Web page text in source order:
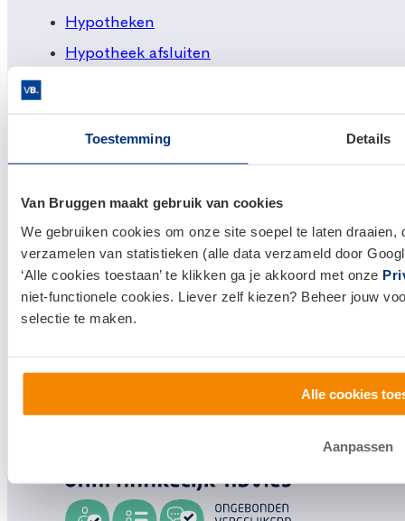
Toestemming Details
Van Bruggen maakt gebruik van cookies
We gebruiken cookies om onze site soepel te laten
verzamelen van statistieken (alle data verzameld door
‘Alle cookies toestaan’ te klikken ga je akkoord met onze
niet-functionele cookies. Liever zelf kiezen? Beheer jouw
selectie te maken.
Alle cookies
Aanpassen
Hypotheken
Hypotheek afsluiten
Financieel Advies
Verzekeringsadvies
Huis kopen
Huis verkopen
Klantenservice en contact
Bezoek eenvestiging